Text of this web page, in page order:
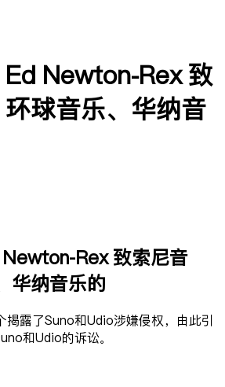
Newton-Rex 致
球音乐、华纳音
Rex 致索尼音
华纳音乐的
揭露了Suno和Udio涉嫌侵权，由此引
和Udio的诉讼。